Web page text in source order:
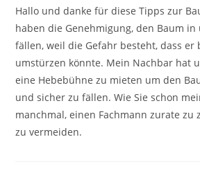
Hallo und danke für diese Tipps zur
haben die Genehmigung, den Baum in
fällen, weil die Gefahr besteht, dass er
umstürzen könnte. Mein Nachbar hat
eine Hebebühne zu mieten um den
und sicher zu fällen. Wie Sie schon
manchmal, einen Fachmann zurate zu
zu vermeiden.